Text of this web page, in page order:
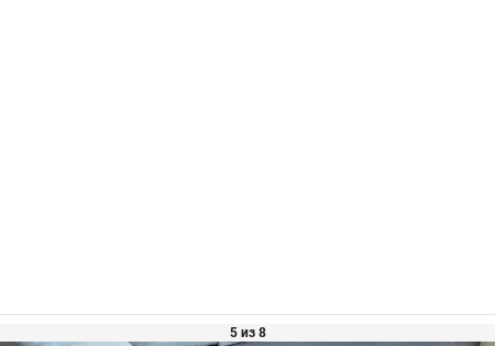
5 из 8